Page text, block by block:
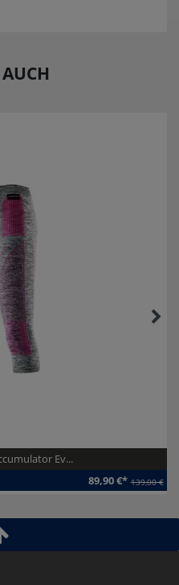
Ev...
89,90 €* 139,00 €